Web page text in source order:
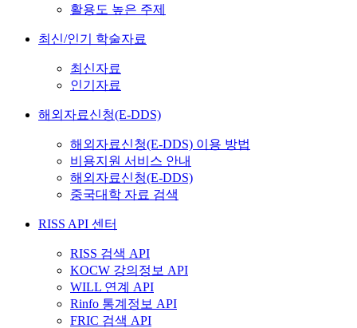
활용도 높은 주제
최신/인기 학술자료
최신자료
인기자료
해외자료신청(E-DDS)
해외자료신청(E-DDS) 이용 방법
비용지원 서비스 안내
해외자료신청(E-DDS)
중국대학 자료 검색
RISS API 센터
RISS 검색 API
KOCW 강의정보 API
WILL 연계 API
Rinfo 통계정보 API
FRIC 검색 API